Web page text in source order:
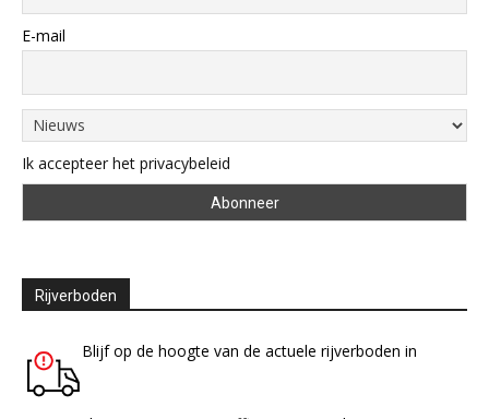
E-mail
Ik accepteer het privacybeleid
Rijverboden
Blijf op de hoogte van de actuele rijverboden in